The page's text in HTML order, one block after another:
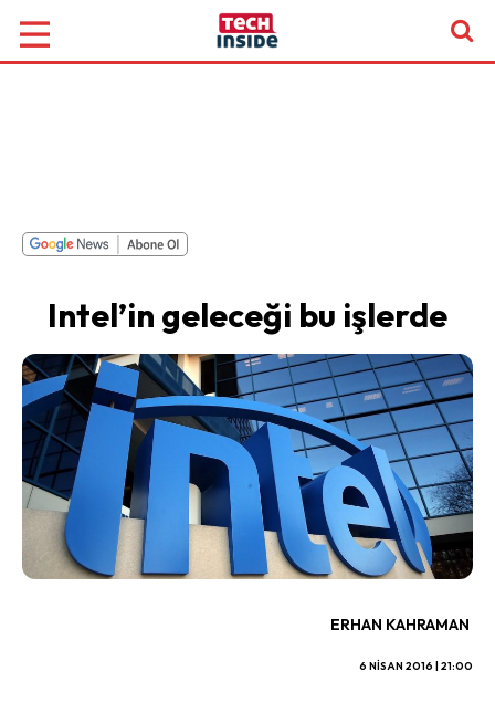
Intel’in geleceği bu işlerde
ERHAN KAHRAMAN
6 NISAN 2016 | 21:00